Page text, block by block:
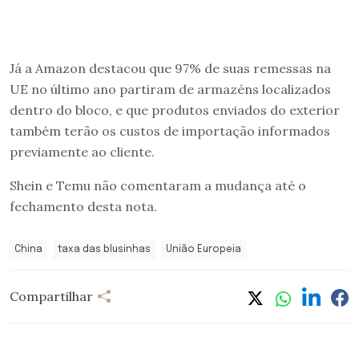
Já a Amazon destacou que 97% de suas remessas na
UE no último ano partiram de armazéns localizados
dentro do bloco, e que produtos enviados do exterior
também terão os custos de importação informados
previamente ao cliente.
Shein e Temu não comentaram a mudança até o
fechamento desta nota.
China taxa das blusinhas União Europeia
Compartilhar